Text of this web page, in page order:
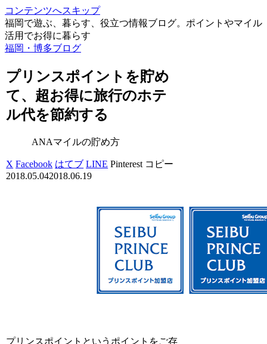
コンテンツへスキップ
福岡で遊ぶ、暮らす、役立つ情報ブログ。ポイントやマイル
活用でお得に暮らす
福岡・博多ブログ
プリンスポイントを貯め
て、超お得に旅行のホテ
ル代を節約する
ANAマイルの貯め方
X Facebook はてブ LINE Pinterest コピー
2018.05.042018.06.19
プリンスポイントというポイントをご存